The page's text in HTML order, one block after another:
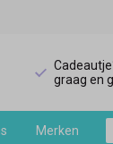
graag en
Merken